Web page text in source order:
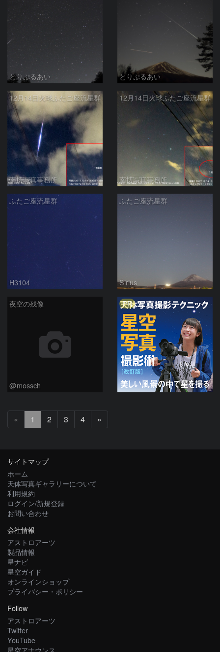
とりぷるあい とりぷるあい
12月14日火球ふたご座流星群
南博写真事務所
12月14日火球ふたご座流星群
南博写真事務所
ふたご座流星群
H3104
ふたご座流星群
Sirius
夜空の残像
@mossch
PR
« 1 2 3 4 »
へ
サイトマップ
ホーム
天体写真ギャラリーについて
利用規約
ログイン/新規登録
お問い合わせ
会社情報
アストロアーツ
製品情報
星ナビ
星空ガイド
オンラインショップ
プライバシー・ポリシー
Follow
アストロアーツ
Twitter
YouTube
星空アナウンス